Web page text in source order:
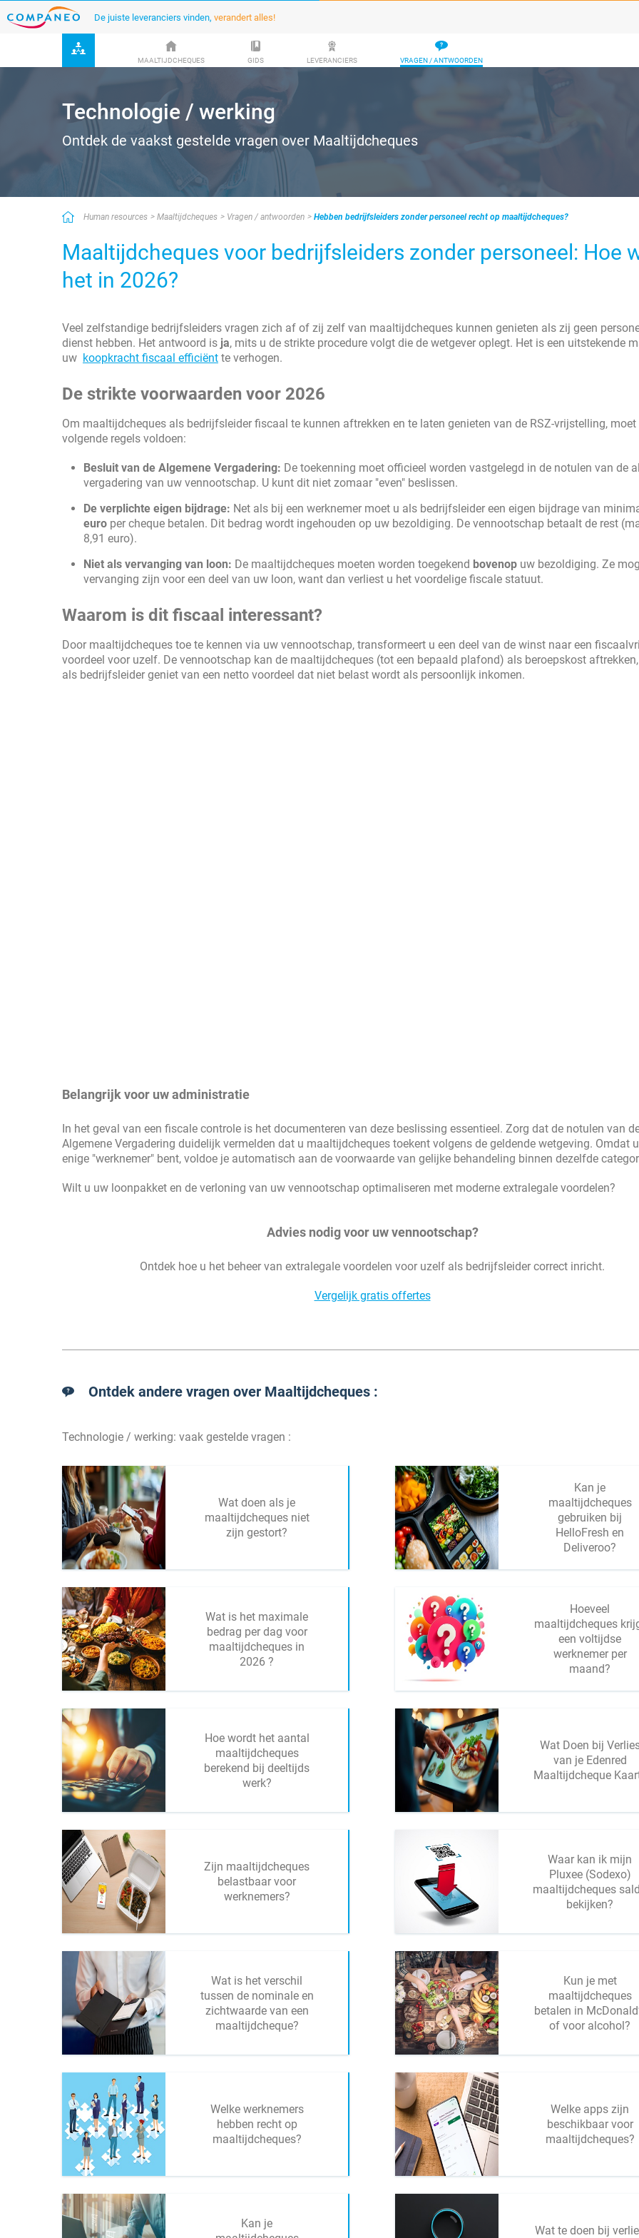
De juiste leveranciers vinden, verandert alles!
MAALTIJDCHEQUES GIDS LEVERANCIERS VRAGEN / ANTWOORDEN
Technologie / werking
Ontdek de vaakst gestelde vragen over Maaltijdcheques
Human resources Maaltijdcheques Vragen / antwoorden Hebben bedrijfsleiders zonder personeel recht op maaltijdcheques?
Maaltijdcheques voor bedrijfsleiders zonder personeel: Hoe
het in 2026?
Veel zelfstandige bedrijfsleiders vragen zich af of zij zelf van maaltijdcheques kunnen genieten als zij geen
dienst hebben. Het antwoord is ja, mits u de strikte procedure volgt die de wetgever oplegt. Het is een uitstekende
uw koopkracht fiscaal efficiënt te verhogen.
De strikte voorwaarden voor 2026
Om maaltijdcheques als bedrijfsleider fiscaal te kunnen aftrekken en te laten genieten van de RSZ-vrijstelling, moet
volgende regels voldoen:
Besluit van de Algemene Vergadering: De toekenning moet officieel worden vastgelegd in de notulen van de
vergadering van uw vennootschap. U kunt dit niet zomaar "even" beslissen.
De verplichte eigen bijdrage: Net als bij een werknemer moet u als bedrijfsleider een eigen bijdrage van
euro per cheque betalen. Dit bedrag wordt ingehouden op uw bezoldiging. De vennootschap betaalt de rest
8,91 euro).
Niet als vervanging van loon: De maaltijdcheques moeten worden toegekend bovenop uw bezoldiging. Ze
vervanging zijn voor een deel van uw loon, want dan verliest u het voordelige fiscale statuut.
Waarom is dit fiscaal interessant?
Door maaltijdcheques toe te kennen via uw vennootschap, transformeert u een deel van de winst naar een
voordeel voor uzelf. De vennootschap kan de maaltijdcheques (tot een bepaald plafond) als beroepskost
als bedrijfsleider geniet van een netto voordeel dat niet belast wordt als persoonlijk inkomen.
Belangrijk voor uw administratie
In het geval van een fiscale controle is het documenteren van deze beslissing essentieel. Zorg dat de notulen van
Algemene Vergadering duidelijk vermelden dat u maaltijdcheques toekent volgens de geldende wetgeving. Omdat
enige "werknemer" bent, voldoe je automatisch aan de voorwaarde van gelijke behandeling binnen dezelfde
Wilt u uw loonpakket en de verloning van uw vennootschap optimaliseren met moderne extralegale voordelen?
Advies nodig voor uw vennootschap?
Ontdek hoe u het beheer van extralegale voordelen voor uzelf als bedrijfsleider correct inricht.
Vergelijk gratis offertes
Ontdek andere vragen over Maaltijdcheques :
Technologie / werking: vaak gestelde vragen :
Wat doen als je
maaltijdcheques niet
zijn gestort?
Kan je
maaltijdcheques
gebruiken bij
HelloFresh en
Deliveroo?
Wat is het maximale
bedrag per dag voor
maaltijdcheques in
2026 ?
Hoeveel
maaltijdcheques
een voltijdse
werknemer per
maand?
Hoe wordt het aantal
maaltijdcheques
berekend bij deeltijds
werk?
Wat Doen bij
van je Edenred
Maaltijdcheque
Zijn maaltijdcheques
belastbaar voor
werknemers?
Waar kan ik mijn
Pluxee (Sodexo)
maaltijdcheques
bekijken?
Wat is het verschil
tussen de nominale en
zichtwaarde van een
maaltijdcheque?
Kun je met
maaltijdcheques
betalen in
of voor alcohol?
Welke werknemers
hebben recht op
maaltijdcheques?
Welke apps zijn
beschikbaar voor
maaltijdcheques?
Kan je
Wat te doen bij